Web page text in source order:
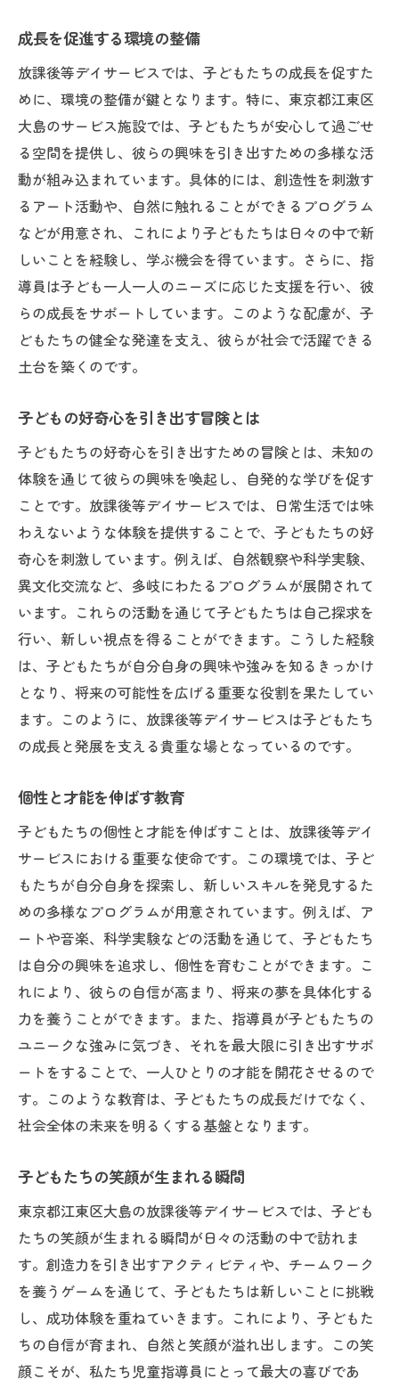
働きやすい環境の整備
子どもと共に描くビジョン
江東区大島での児童指導員が果たす重要な役割
とは
地域のニーズに応える児童指導員
子どもたちの安全と安心を守る役割
教育現場でのリーダーシップ
指導員としての責任とやりがい
地域で信頼される存在になる
子どもたちの未来を支える役割
地域社会での自己成長と社会貢献を両立する仕
事
自己成長を促す職場環境
地域での活動がもたらす成果
成長するための学びと経験
自己実現と社会貢献の両立
新しい挑戦が待つ職場
子どもたちと共に歩むあなたに訪れる素晴らし
い可能性
子どもたちと共に描く未来
新たな可能性を開く瞬間
子どもたちの成長を支える喜び
素晴らしい未来を共に創る
未来を切り拓くあなたの役割
成長を促進する環境の整備
放課後等デイサービスでは、子どもたちの成長を促すた
めに、環境の整備が鍵となります。特に、東京都江東区
大島のサービス施設では、子どもたちが安心して過ごせ
る空間を提供し、彼らの興味を引き出すための多様な活
動が組み込まれています。具体的には、創造性を刺激す
るアート活動や、自然に触れることができるプログラム
などが用意され、これにより子どもたちは日々の中で新
しいことを経験し、学ぶ機会を得ています。さらに、指
導員は子ども一人一人のニーズに応じた支援を行い、彼
らの成長をサポートしています。このような配慮が、子
どもたちの健全な発達を支え、彼らが社会で活躍できる
土台を築くのです。
子どもの好奇心を引き出す冒険とは
子どもたちの好奇心を引き出すための冒険とは、未知の
体験を通じて彼らの興味を喚起し、自発的な学びを促す
ことです。放課後等デイサービスでは、日常生活では味
わえないような体験を提供することで、子どもたちの好
奇心を刺激しています。例えば、自然観察や科学実験、
異文化交流など、多岐にわたるプログラムが展開されて
います。これらの活動を通じて子どもたちは自己探求を
行い、新しい視点を得ることができます。こうした経験
は、子どもたちが自分自身の興味や強みを知るきっかけ
となり、将来の可能性を広げる重要な役割を果たしてい
ます。このように、放課後等デイサービスは子どもたち
の成長と発展を支える貴重な場となっているのです。
個性と才能を伸ばす教育
子どもたちの個性と才能を伸ばすことは、放課後等デイ
サービスにおける重要な使命です。この環境では、子ど
もたちが自分自身を探索し、新しいスキルを発見するた
めの多様なプログラムが用意されています。例えば、ア
ートや音楽、科学実験などの活動を通じて、子どもたち
は自分の興味を追求し、個性を育むことができます。こ
れにより、彼らの自信が高まり、将来の夢を具体化する
力を養うことができます。また、指導員が子どもたちの
ユニークな強みに気づき、それを最大限に引き出すサポ
ートをすることで、一人ひとりの才能を開花させるので
す。このような教育は、子どもたちの成長だけでなく、
社会全体の未来を明るくする基盤となります。
子どもたちの笑顔が生まれる瞬間
東京都江東区大島の放課後等デイサービスでは、子ども
たちの笑顔が生まれる瞬間が日々の活動の中で訪れま
す。創造力を引き出すアクティビティや、チームワーク
を養うゲームを通じて、子どもたちは新しいことに挑戦
し、成功体験を重ねていきます。これにより、子どもた
ちの自信が育まれ、自然と笑顔が溢れ出します。この笑
顔こそが、私たち児童指導員にとって最大の喜びであ